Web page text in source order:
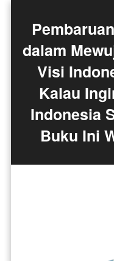
dalam
Visi
Kalau
Indonesia
Buku Ini